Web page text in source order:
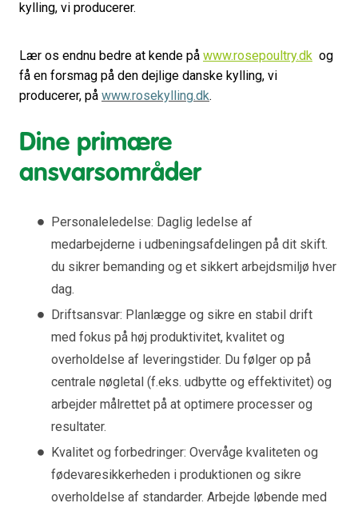
kylling, vi producerer.
Lær os endnu bedre at kende på www.rosepoultry.dk og
få en forsmag på den dejlige danske kylling, vi
producerer, på www.rosekylling.dk.
Dine primære
ansvarsområder
Personaleledelse: Daglig ledelse af
medarbejderne i udbeningsafdelingen på dit skift.
du sikrer bemanding og et sikkert arbejdsmiljø hver
dag.
Driftsansvar: Planlægge og sikre en stabil drift
med fokus på høj produktivitet, kvalitet og
overholdelse af leveringstider. Du følger op på
centrale nøgletal (f.eks. udbytte og effektivitet) og
arbejder målrettet på at optimere processer og
resultater.
Kvalitet og forbedringer: Overvåge kvaliteten og
fødevaresikkerheden i produktionen og sikre
overholdelse af standarder. Arbejde løbende med